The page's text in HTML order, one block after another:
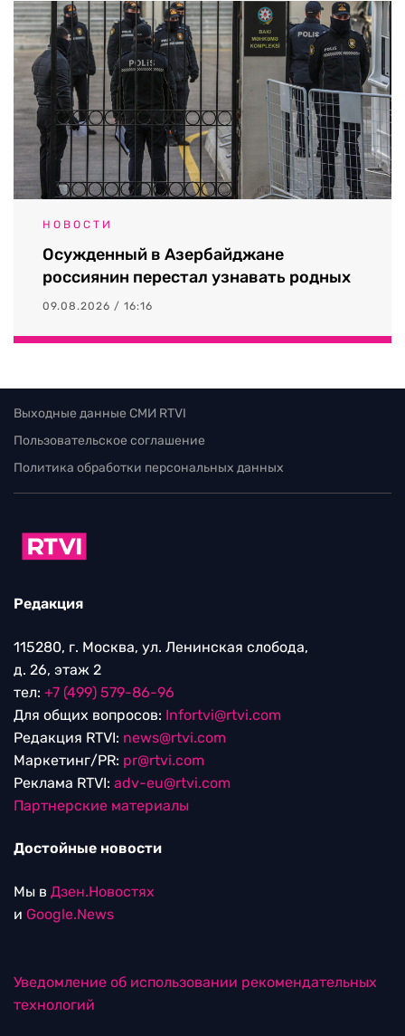
НОВОСТИ
Осужденный в Азербайджане
россиянин перестал узнавать родных
09.08.2026 / 16:16
Выходные данные СМИ RTVI
Пользовательское соглашение
Политика обработки персональных данных
Редакция
115280, г. Москва, ул. Ленинская слобода,
д. 26, этаж 2
тел: +7 (499) 579-86-96
Для общих вопросов: Infortvi@rtvi.com
Редакция RTVI: news@rtvi.com
Маркетинг/PR: pr@rtvi.com
Реклама RTVI: adv-eu@rtvi.com
Партнерские материалы
Достойные новости
Мы в Дзен.Новостях
и Google.News
Уведомление об использовании рекомендательных
технологий